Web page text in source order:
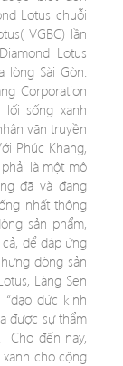
Lotus chuỗi
VGBC) lần
Lotus
lòng Sài Gòn.
Corporation
sống xanh
văn truyền
Phúc Khang,
là một mô
đã và đang
nhất thông
sản phẩm,
để đáp ứng
dòng sản
Làng Sen
đức kinh
được sự thẩm
Cho đến nay,
xanh cho cộng